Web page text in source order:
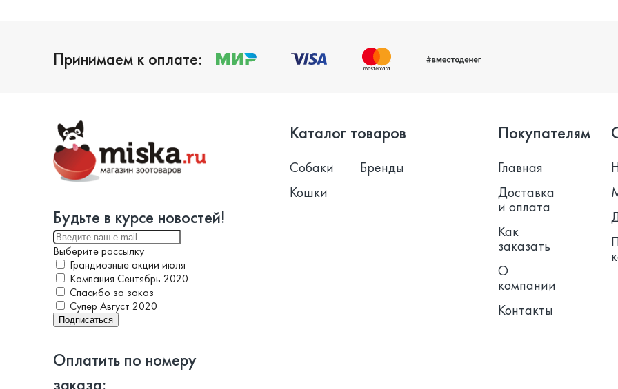
Принимаем к оплате:
Будьте в курсе новостей!
Выберите рассылку
Грандиозные акции июля
Кампания Сентябрь 2020
Спасибо за заказ
Супер Август 2020
Подписаться
Оплатить по номеру
заказа:
Каталог товаров
Собаки
Кошки
Бренды
Покупателям
Главная
Доставка
и оплата
Как
заказать
О
компании
Контакты